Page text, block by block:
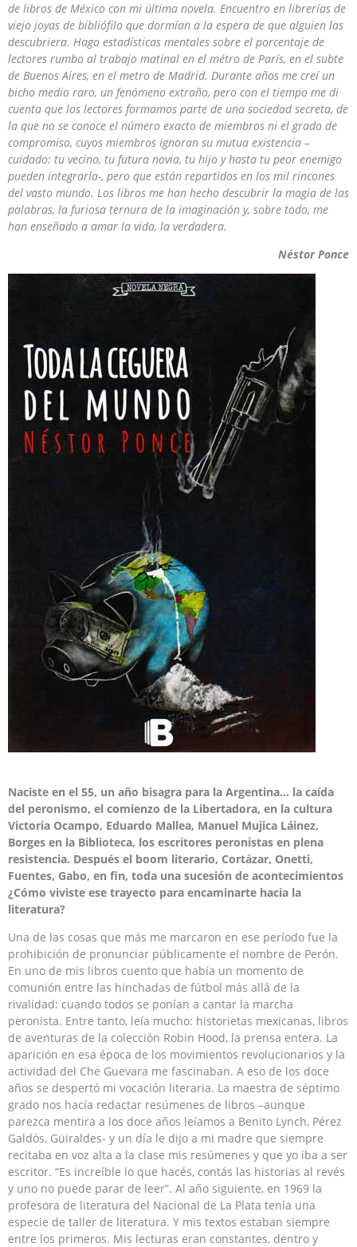
de libros de México con mi última novela. Encuentro en librerías de
viejo joyas de bibliófilo que dormían a la espera de que alguien las
descubriera. Hago estadísticas mentales sobre el porcentaje de
lectores rumbo al trabajo matinal en el métro de París, en el subte
de Buenos Aires, en el metro de Madrid. Durante años me creí un
bicho medio raro, un fenómeno extraño, pero con el tiempo me di
cuenta que los lectores formamos parte de una sociedad secreta, de
la que no se conoce el número exacto de miembros ni el grado de
compromiso, cuyos miembros ignoran su mutua existencia –
cuidado: tu vecino, tu futura novia, tu hijo y hasta tu peor enemigo
pueden integrarla-, pero que están repartidos en los mil rincones
del vasto mundo. Los libros me han hecho descubrir la magia de las
palabras, la furiosa ternura de la imaginación y, sobre todo, me
han enseñado a amar la vida, la verdadera.
Néstor Ponce
Naciste en el 55, un año bisagra para la Argentina… la caída
del peronismo, el comienzo de la Libertadora, en la cultura
Victoria Ocampo, Eduardo Mallea, Manuel Mujica Láinez,
Borges en la Biblioteca, los escritores peronistas en plena
resistencia. Después el boom literario, Cortázar, Onetti,
Fuentes, Gabo, en fin, toda una sucesión de acontecimientos
¿Cómo viviste ese trayecto para encaminarte hacia la
literatura?
Una de las cosas que más me marcaron en ese período fue la
prohibición de pronunciar públicamente el nombre de Perón.
En uno de mis libros cuento que había un momento de
comunión entre las hinchadas de fútbol más allá de la
rivalidad: cuando todos se ponían a cantar la marcha
peronista. Entre tanto, leía mucho: historietas mexicanas, libros
de aventuras de la colección Robin Hood, la prensa entera. La
aparición en esa época de los movimientos revolucionarios y la
actividad del Che Guevara me fascinaban. A eso de los doce
años se despertó mi vocación literaria. La maestra de séptimo
grado nos hacía redactar resúmenes de libros –aunque
parezca mentira a los doce años leíamos a Benito Lynch, Pérez
Galdós, Güiraldes- y un día le dijo a mi madre que siempre
recitaba en voz alta a la clase mis resúmenes y que yo iba a ser
escritor. “Es increíble lo que hacés, contás las historias al revés
y uno no puede parar de leer”. Al año siguiente, en 1969 la
profesora de literatura del Nacional de La Plata tenía una
especie de taller de literatura. Y mis textos estaban siempre
entre los primeros. Mis lecturas eran constantes, dentro y